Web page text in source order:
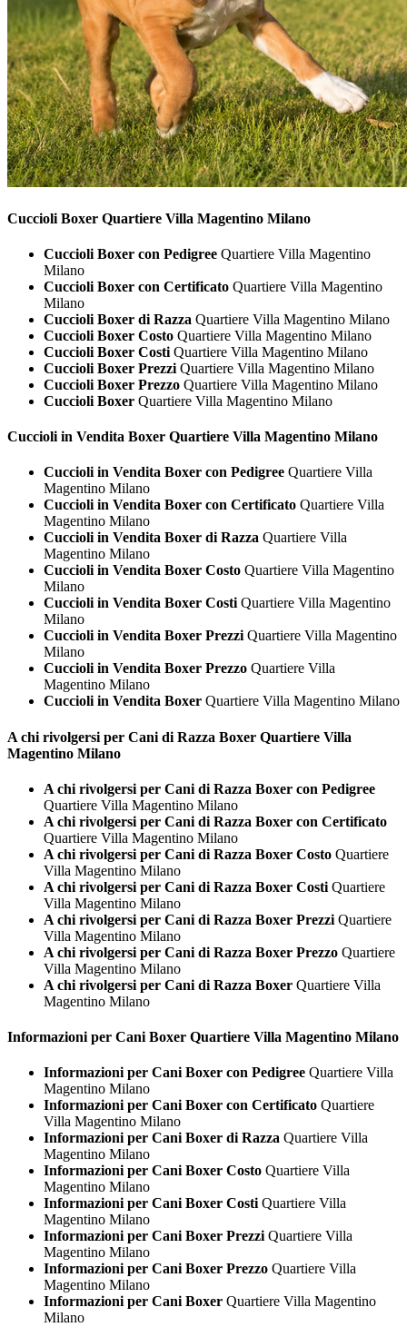
Cuccioli Boxer Quartiere Villa Magentino Milano
Cuccioli Boxer con Pedigree Quartiere Villa Magentino
Milano
Cuccioli Boxer con Certificato Quartiere Villa Magentino
Milano
Cuccioli Boxer di Razza Quartiere Villa Magentino Milano
Cuccioli Boxer Costo Quartiere Villa Magentino Milano
Cuccioli Boxer Costi Quartiere Villa Magentino Milano
Cuccioli Boxer Prezzi Quartiere Villa Magentino Milano
Cuccioli Boxer Prezzo Quartiere Villa Magentino Milano
Cuccioli Boxer Quartiere Villa Magentino Milano
Cuccioli in Vendita Boxer Quartiere Villa Magentino Milano
Cuccioli in Vendita Boxer con Pedigree Quartiere Villa
Magentino Milano
Cuccioli in Vendita Boxer con Certificato Quartiere Villa
Magentino Milano
Cuccioli in Vendita Boxer di Razza Quartiere Villa
Magentino Milano
Cuccioli in Vendita Boxer Costo Quartiere Villa Magentino
Milano
Cuccioli in Vendita Boxer Costi Quartiere Villa Magentino
Milano
Cuccioli in Vendita Boxer Prezzi Quartiere Villa Magentino
Milano
Cuccioli in Vendita Boxer Prezzo Quartiere Villa
Magentino Milano
Cuccioli in Vendita Boxer Quartiere Villa Magentino Milano
A chi rivolgersi per Cani di Razza Boxer Quartiere Villa
Magentino Milano
A chi rivolgersi per Cani di Razza Boxer con Pedigree
Quartiere Villa Magentino Milano
A chi rivolgersi per Cani di Razza Boxer con Certificato
Quartiere Villa Magentino Milano
A chi rivolgersi per Cani di Razza Boxer Costo Quartiere
Villa Magentino Milano
A chi rivolgersi per Cani di Razza Boxer Costi Quartiere
Villa Magentino Milano
A chi rivolgersi per Cani di Razza Boxer Prezzi Quartiere
Villa Magentino Milano
A chi rivolgersi per Cani di Razza Boxer Prezzo Quartiere
Villa Magentino Milano
A chi rivolgersi per Cani di Razza Boxer Quartiere Villa
Magentino Milano
Informazioni per Cani Boxer Quartiere Villa Magentino Milano
Informazioni per Cani Boxer con Pedigree Quartiere Villa
Magentino Milano
Informazioni per Cani Boxer con Certificato Quartiere
Villa Magentino Milano
Informazioni per Cani Boxer di Razza Quartiere Villa
Magentino Milano
Informazioni per Cani Boxer Costo Quartiere Villa
Magentino Milano
Informazioni per Cani Boxer CostiQuartiere Villa
Magentino Milano
Informazioni per Cani Boxer PrezziQuartiere Villa
Magentino Milano
Informazioni per Cani Boxer Prezzo Quartiere Villa
Magentino Milano
Informazioni per Cani Boxer Quartiere Villa Magentino
Milano